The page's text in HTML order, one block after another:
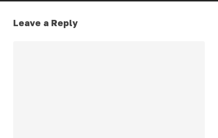
Leave a Reply